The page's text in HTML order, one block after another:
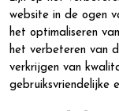
website in de ogen
het optimaliseren
het verbeteren van
verkrijgen van
gebruiksvriendelijke